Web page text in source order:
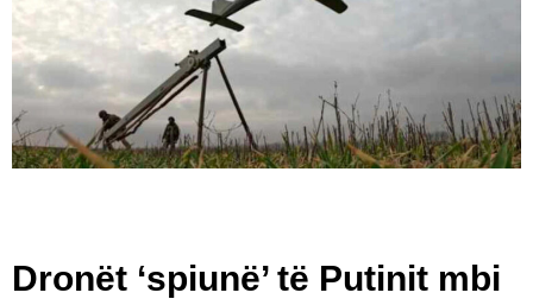
Dronët ‘spiunë’ të Putinit mbi